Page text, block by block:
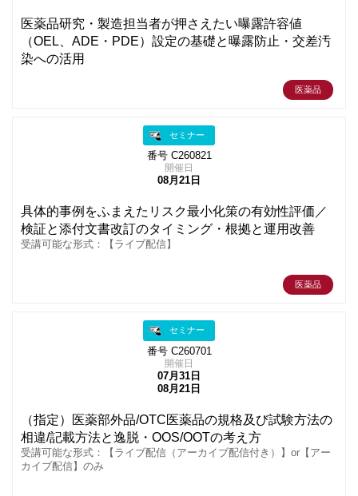
医薬品研究・製造担当者が押さえたい曝露許容値
（OEL、ADE・PDE）設定の基礎と曝露防止・交差汚
染への活用
医薬品
セミナー
番号 C260821
開催日
08月21日
具体的事例をふまえたリスク最小化策の有効性評価／
検証と添付文書改訂のタイミング・根拠と運用改善
受講可能な形式：【ライブ配信】
医薬品
セミナー
番号 C260701
開催日
07月31日
08月21日
（指定）医薬部外品/OTC医薬品の規格及び試験方法の
相違/記載方法と逸脱・OOS/OOTの考え方
受講可能な形式：【ライブ配信（アーカイブ配信付き）】or【アー
カイブ配信】のみ